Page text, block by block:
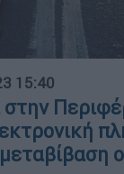
15:40
στην